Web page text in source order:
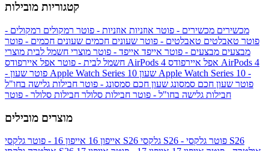
קטגוריות מובילות
מכשירים מכשירים - פוטר אוזניות אוזניות - פוטר רמקולים רמקולים -
פוטר טאבלטים טאבלטים - פוטר שעונים חכמים שעונים חכמים - פוטר
מבצעים מבצעים - פוטר אייפד אייפד - פוטר מוצרי חשמל לבית מוצרי
חשמל לבית - פוטר אפל איירפודס AirPods 4 אפל איירפודס AirPods 4
- פוטר שעון Apple Watch Series 10 שעון Apple Watch Series 10 -
פוטר שעון חכם סמסונג שעון חכם סמסונג - פוטר חבילות גלישה בחו"ל
חבילות גלישה בחו"ל - פוטר חבילות סלולר חבילות סלולר - פוטר
מוצרים מובילים
אייפון 16 אייפון 16 - פוטר גלקסי S26 גלקסי S26 - פוטר גלקסי S26